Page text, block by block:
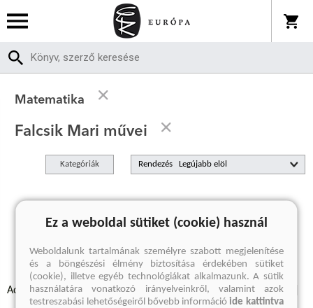
Matematika
Falcsik Mari művei
Kategóriák Rendezés
A keresett kifejezésre nincs találat
Adatvédelmi szabályzatok Elállási felmondási nyilatkozat
Ez a weboldal sütiket (cookie) használ
Weboldalunk tartalmának személyre szabott megjelenítése
és a böngészési élmény biztosítása érdekében sütiket
(cookie), illetve egyéb technológiákat alkalmazunk. A sütik
használatára vonatkozó irányelveinkről, valamint azok
testreszabási lehetőségeiről bővebb információide kattintva